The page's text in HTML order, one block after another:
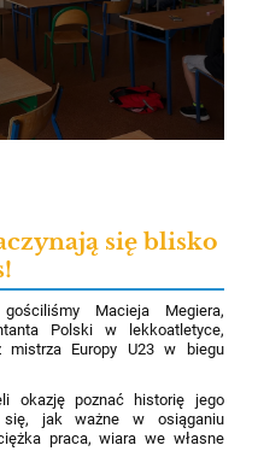
się blisko
Macieja Megiera,
Polski w lekkoatletyce,
mistrza Europy U23 w biegu
okazję poznać historię jego
się, jak ważne w osiąganiu
praca, wiara we własne